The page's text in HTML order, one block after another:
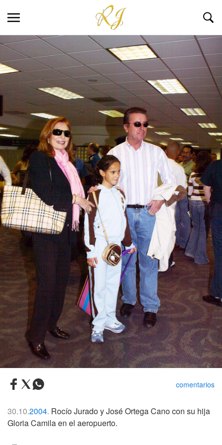
comentarios
30.10.2004. Rocío Jurado y José Ortega Cano con su hija
Gloria Camila en el aeropuerto.